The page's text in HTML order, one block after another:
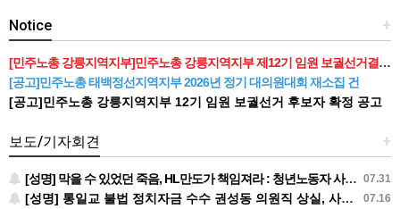
+
Notice
[민주노총 강릉지역지부]민주노총 강릉지역지부 제12기 임원 보궐선거결과 공고
[공고]민주노총 태백정선지역지부 2026년 정기 대의원대회 재소집 건
[공고]민주노총 강릉지역지부 12기 임원 보궐선거 후보자 확정 공고
+
보도/기자회견
07.31
[성명] 막을 수 있었던 죽음, HL만도가 책임져라 : 청년노동자 사망사고의 철저한 진상규명과 재발방지 대책 마련하라
07.16
[성명] 통일교 불법 정치자금 수수 권성동 의원직 상실, 사필귀정이다